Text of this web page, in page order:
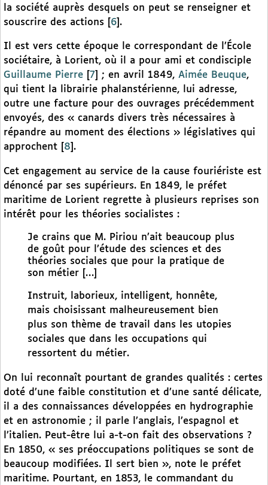
la société auprès desquels on peut se renseigner et
souscrire des actions
6 .
Il est vers cette époque le correspondant de l’École
sociétaire, à Lorient, où il a pour ami et condisciple
Guillaume Pierre
7 ; en avril 1849, Aimée Beuque,
qui tient la librairie phalanstérienne, lui adresse,
outre une facture pour des ouvrages précédemment
envoyés, des « canards divers très nécessaires à
répandre au moment des élections » législatives qui
approchent
8 .
Cet engagement au service de la cause fouriériste est
dénoncé par ses supérieurs. En 1849, le préfet
maritime de Lorient regrette à plusieurs reprises son
intérêt pour les théories socialistes :
Je crains que M. Piriou n’ait beaucoup plus
de goût pour l’étude des sciences et des
théories sociales que pour la pratique de
son métier […]
Instruit, laborieux, intelligent, honnête,
mais choisissant malheureusement bien
plus son thème de travail dans les utopies
sociales que dans les occupations qui
ressortent du métier.
On lui reconnaît pourtant de grandes qualités : certes
doté d’une faible constitution et d’une santé délicate,
il a des connaissances développées en hydrographie
et en astronomie ; il parle l’anglais, l’espagnol et
l’italien. Peut-être lui a-t-on fait des observations ?
En 1850, « ses préoccupations politiques se sont de
beaucoup modifiées. Il sert bien », note le préfet
maritime. Pourtant, en 1853, le commandant du